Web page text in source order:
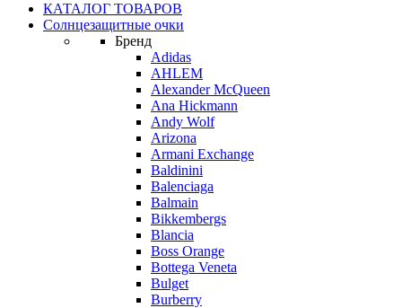
КАТАЛОГ ТОВАРОВ
Солнцезащитные очки
Бренд
Adidas
AHLEM
Alexander McQueen
Ana Hickmann
Andy Wolf
Arizona
Armani Exchange
Baldinini
Balenciaga
Balmain
Bikkembergs
Blancia
Boss Orange
Bottega Veneta
Bulget
Burberry